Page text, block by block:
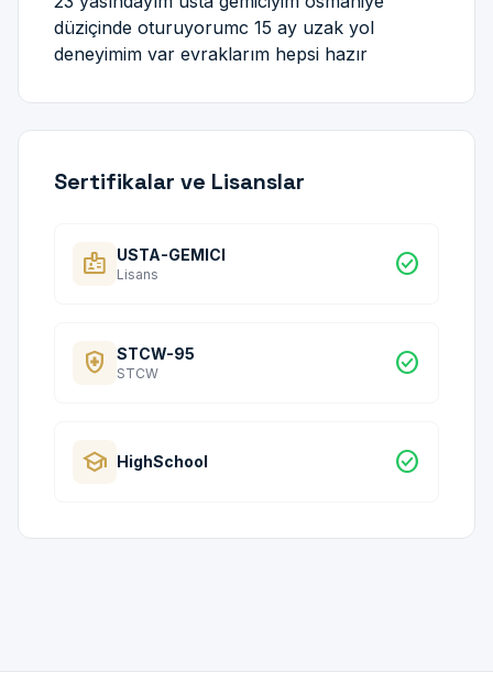
düziçinde oturuyorumc 15 ay uzak yol
deneyimim var evraklarım hepsi hazır
Sertifikalar ve Lisanslar
badge USTA-GEMICI
Lisans check_circle
health_and_safety STCW-95
STCW check_circle
school HighSchool check_circle